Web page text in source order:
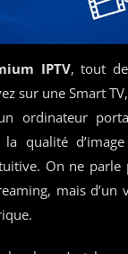
IPTV, tout
sur une Smart
ordinateur
la qualité
On ne parle
mais d’un